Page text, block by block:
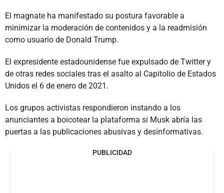
El magnate ha manifestado su postura favorable a
minimizar la moderación de contenidos y a la readmisión
como usuario de Donald Trump.
El expresidente estadounidense fue expulsado de Twitter y
de otras redes sociales tras el asalto al Capitolio de Estados
Unidos el 6 de enero de 2021.
Los grupos activistas respondieron instando a los
anunciantes a boicotear la plataforma si Musk abría las
puertas a las publicaciones abusivas y desinformativas.
PUBLICIDAD